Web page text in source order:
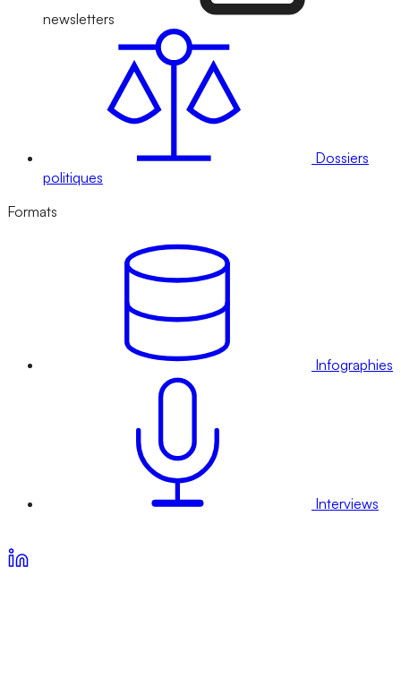
newsletters
Dossiers
politiques
Formats
Infographies
Interviews